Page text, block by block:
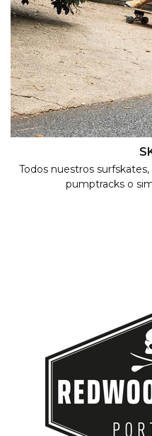
Todos nuestros
pumptracks o